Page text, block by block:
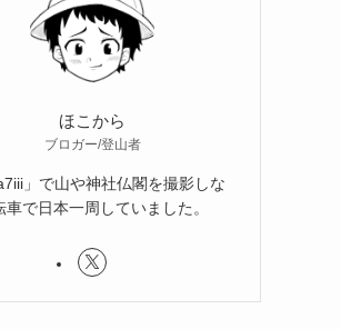
ほこから
ブロガー/登山者
」で山や神社仏閣を撮影しな
車で日本一周していました。